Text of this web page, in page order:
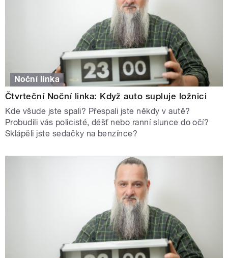
Noční linka
Čtvrteční Noční linka: Když auto supluje ložnici
Kde všude jste spali? Přespali jste někdy v autě?
Probudili vás policisté, déšť nebo ranní slunce do očí?
Sklápěli jste sedačky na benzínce?